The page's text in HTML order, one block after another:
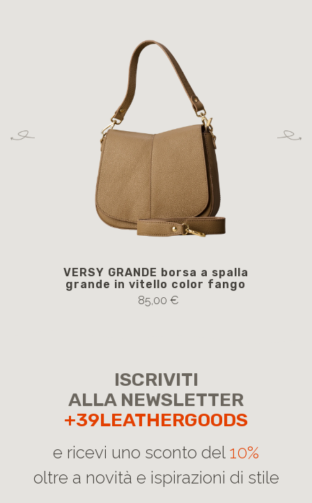
VERSY GRANDE borsa a spalla
grande in vitello color fango
85,00 €
ISCRIVITI
ALLA NEWSLETTER
+39LEATHERGOODS
e ricevi uno sconto del 10%
oltre a novità e ispirazioni di stile